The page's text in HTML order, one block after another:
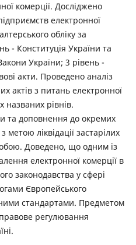
комерції. Досліджено
електронної
обліку за
- Конституція України та
України; 3 рівень -
акти. Проведено аналіз
актів з питань електронної
названих рівнів.
та доповнення до окремих
ліквідації застарілих
Доведено, що одним із
електронної комерції в
законодавства у сфері
Європейського
стандартами. Предметом
регулювання